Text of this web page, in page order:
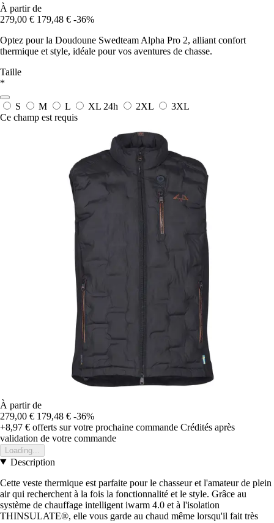
À partir de
279,00 € 179,48 € -36%
Optez pour la Doudoune Swedteam Alpha Pro 2, alliant confort
thermique et style, idéale pour vos aventures de chasse.
Taille
*
S M L XL 24h 2XL
3XL
Ce champ est requis
À partir de
279,00 € 179,48 € -36%
+8,97 € offerts sur votre prochaine commande Crédités après
validation de votre commande
Loading...
Description
Cette veste thermique est parfaite pour le chasseur et l'amateur de plein
air qui recherchent à la fois la fonctionnalité et le style. Grâce au
système de chauffage intelligent iwarm 4.0 et à l'isolation
THINSULATE®, elle vous garde au chaud même lorsqu'il fait très